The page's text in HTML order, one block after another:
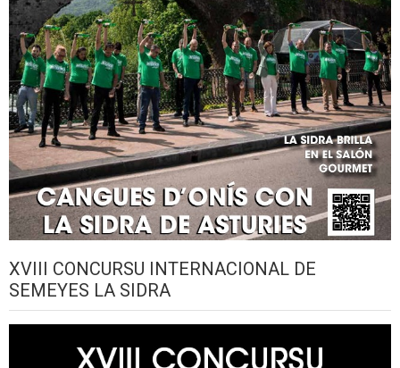
XVIII CONCURSU INTERNACIONAL DE
SEMEYES LA SIDRA